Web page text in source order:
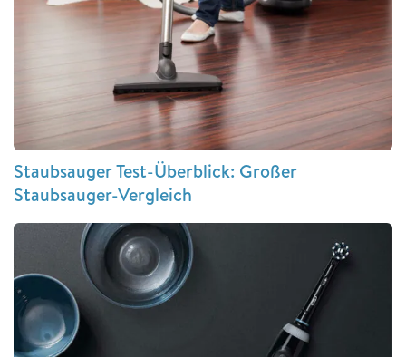
Staubsauger Test-Überblick: Großer
Staubsauger-Vergleich